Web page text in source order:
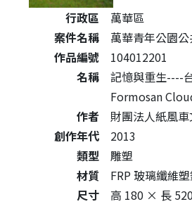
公共藝術作品詳細資料
行政區
萬華區
案件名稱
萬華青年公園
作品編號
104012201
名稱
記憶與重生----
Formosan
作者
財團法人紙風
創作年代
2013
類型
雕塑
材質
FRP 玻璃纖維
尺寸
高 180 × 長